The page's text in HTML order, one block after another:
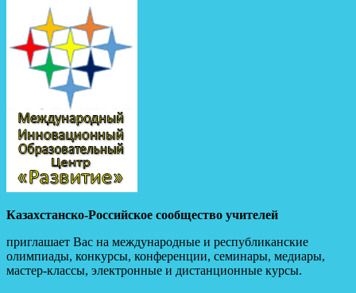
Казахстанско-Российское сообщество учителей
приглашает Вас на международные и республиканские
олимпиады, конкурсы, конференции, семинары, медиары,
мастер-классы, электронные и дистанционные курсы.